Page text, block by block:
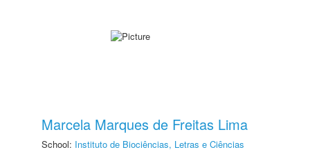
Marcela Marques de Freitas Lima
School: Instituto de Biociências, Letras e Ciências